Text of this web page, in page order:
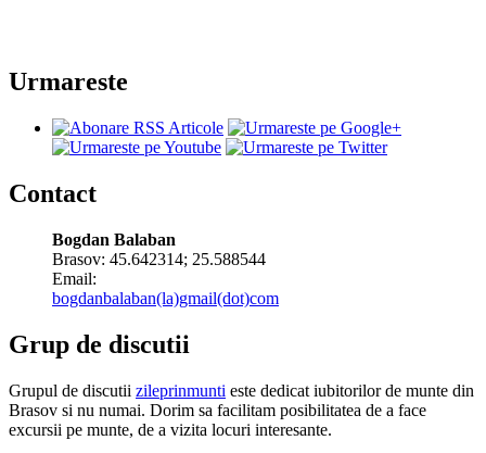
Urmareste
Contact
Bogdan Balaban
Brasov: 45.642314; 25.588544
Email:
bogdanbalaban(la)gmail(dot)com
Grup de discutii
Grupul de discutii zileprinmunti este dedicat iubitorilor de munte din
Brasov si nu numai. Dorim sa facilitam posibilitatea de a face
excursii pe munte, de a vizita locuri interesante.